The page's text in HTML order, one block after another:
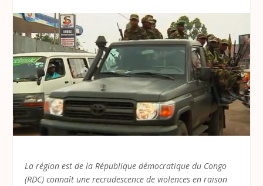
La région est de la République démocratique du Congo
(RDC) connaît une recrudescence de violences en raison